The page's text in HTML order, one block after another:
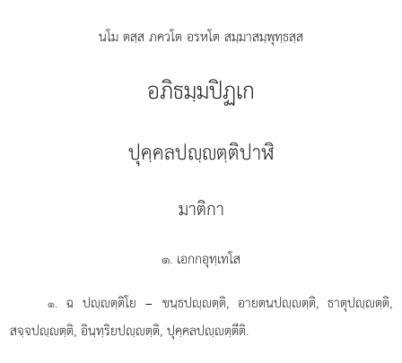
นโม ตสฺส ภควโต อรหโต สมฺมาสมฺพุทฺธสฺส
อภิธมฺมปิฏเก
ปุคฺคลปฺตฺติปาฬิ
มาติกา
๑. เอกกอุทฺเทโส
๑. ฉปฺตฺติโย – ขนฺธปฺตฺติ, อายตนปฺตฺติ, ธาตุปฺตฺติ,
สจฺจปฺตฺติ, อินฺทฺริยปฺตฺติ, ปุคฺคลปฺตฺตีติ.